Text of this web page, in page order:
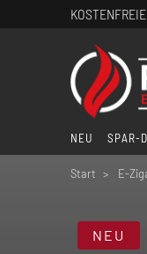
NEU SPAR-
Start E-
NEU